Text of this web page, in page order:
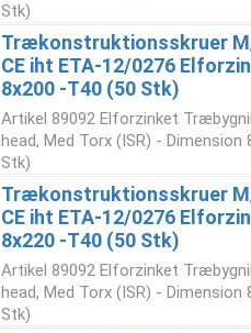
Stk)
Trækonstruktionsskruer
CE iht ETA-12/0276
8x200 -T40 (50 Stk)
Artikel 89092 Elforzinket
head, Med Torx (ISR) - Dimension
Stk)
Trækonstruktionsskruer
CE iht ETA-12/0276
8x220 -T40 (50 Stk)
Artikel 89092 Elforzinket
head, Med Torx (ISR) - Dimension
Stk)